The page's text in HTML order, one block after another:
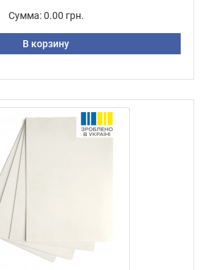
Сумма: 0.00 грн.
В корзину